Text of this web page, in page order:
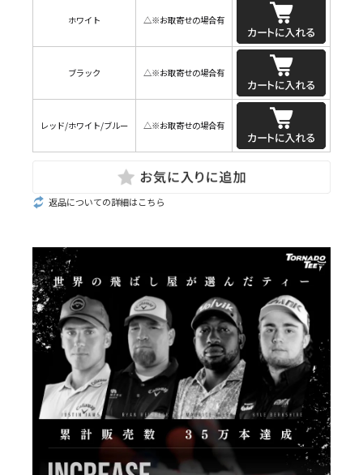
ホワイト △※お取寄せの場合有
ブラック △※お取寄せの場合有
レッド/ホワイト/ブルー △※お取寄せの場合有
返品についての詳細はこちら